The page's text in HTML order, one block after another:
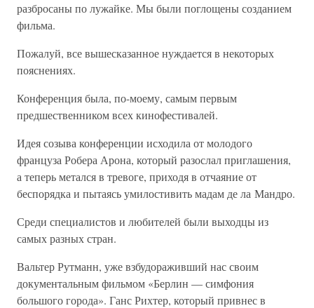
разбросаны по лужайке. Мы были поглощены созданием
фильма.
Пожалуй, все вышесказанное нуждается в некоторых
пояснениях.
Конференция была, по-моему, самым первым
предшественником всех кинофестивалей.
Идея созыва конференции исходила от молодого
француза Робера Арона, который разослал приглашения,
а теперь метался в тревоге, приходя в отчаяние от
беспорядка и пытаясь умилостивить мадам де ла Мандро.
Среди специалистов и любителей были выходцы из
самых разных стран.
Вальтер Рутманн, уже взбудораживший нас своим
документальным фильмом «Берлин — симфония
большого города». Ганс Рихтер, который привнес в